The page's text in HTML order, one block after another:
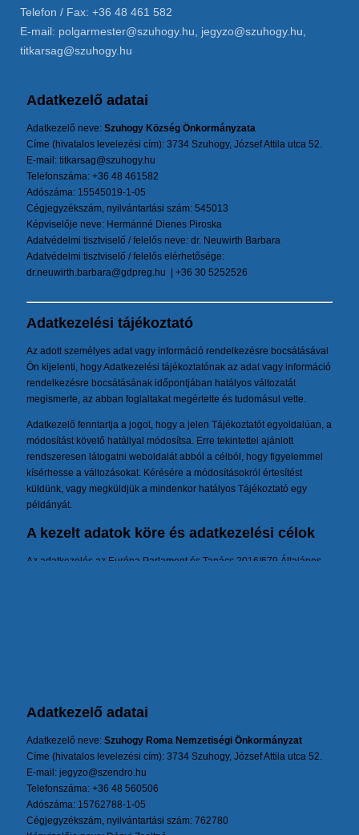
Telefon / Fax: +36 48 461 582
E-mail: polgarmester@szuhogy.hu, jegyzo@szuhogy.hu,
titkarsag@szuhogy.hu